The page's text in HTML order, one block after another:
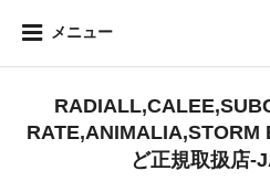
メニュー
RATE,ANIMALIA,STORM
ど正規取扱店-